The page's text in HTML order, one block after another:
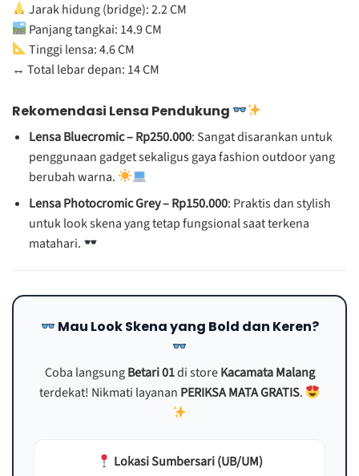
Jarak hidung (bridge): 2.2 CM
Panjang tangkai: 14.9 CM
Tinggi lensa: 4.6 CM
↔️ Total lebar depan: 14 CM
Rekomendasi Lensa Pendukung
Lensa Bluecromic – Rp250.000: Sangat disarankan untuk
penggunaan gadget sekaligus gaya fashion outdoor yang
berubah warna.
Lensa Photocromic Grey – Rp150.000: Praktis dan stylish
untuk look skena yang tetap fungsional saat terkena
matahari.
Mau Look Skena yang Bold dan Keren?
Coba langsungBetari 01di storeKacamata Malang
terdekat! Nikmati layanan PERIKSA MATA GRATIS.
Lokasi Sumbersari (UB/UM)